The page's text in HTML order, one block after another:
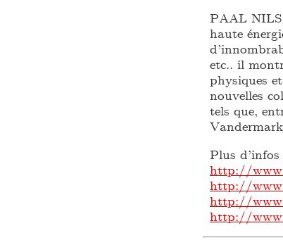
PAAL
haute
etc.. il
physiques
nouvelles
tels que,
Plus d’infos
http://
http://
http://
http://